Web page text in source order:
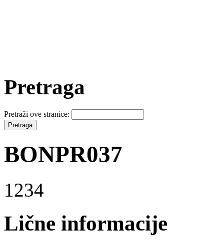
Pretraga
Pretraži ove stranice:
BONPR037
1234
Lične informacije